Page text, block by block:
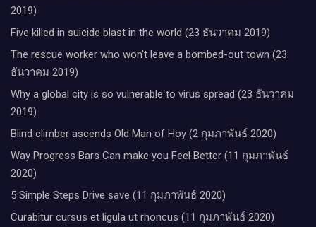
2019)
Five killed in suicide blast in the world (23 ธันวาคม 2019)
The rescue worker who won’t leave a bombed-out town (23
ธันวาคม 2019)
Why a global city is so vulnerable to virus spread (23 ธันวาคม
2019)
Blind climber ascends Old Man of Hoy (2 กุมภาพันธ์ 2020)
Way Progress Bars Can make you Feel Better (11 กุมภาพันธ์
2020)
5 Simple Steps Drive save (11 กุมภาพันธ์ 2020)
Curabitur cursus et ligula ut rhoncus (11 กุมภาพันธ์ 2020)